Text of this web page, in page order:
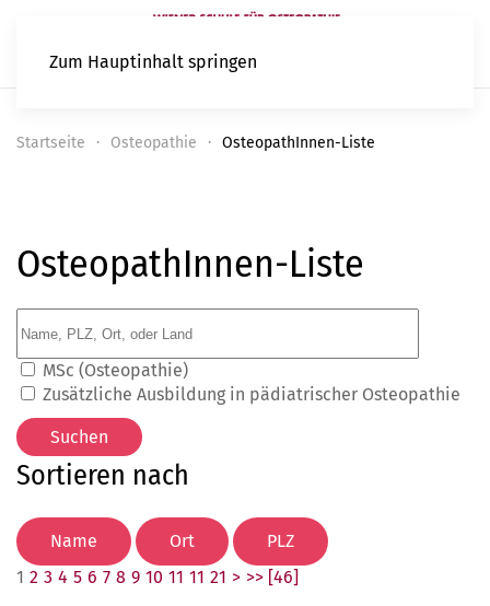
Zum Hauptinhalt springen
Startseite Osteopathie OsteopathInnen-Liste
OsteopathInnen-Liste
MSc (Osteopathie)
Zusätzliche Ausbildung in pädiatrischer Osteopathie
Sortieren nach
1 2 3 4 5 6 7 8 9 10 11 11 21 > >> [46]